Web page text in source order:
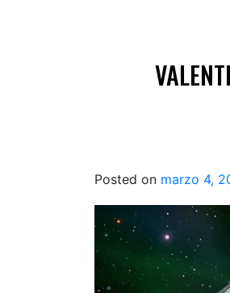
Posted on marzo 4,